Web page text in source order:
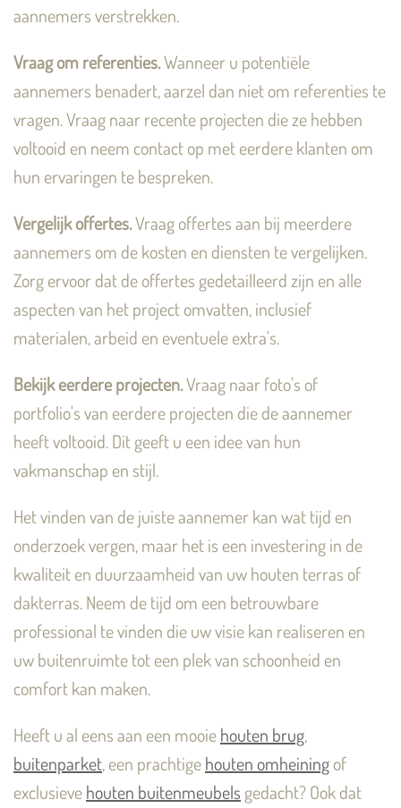
aannemers verstrekken.
Vraag om referenties.Wanneer u potentiële
aannemers benadert, aarzel dan niet om referenties te
vragen. Vraag naar recente projecten die ze hebben
voltooid en neem contact op met eerdere klanten om
hun ervaringen te bespreken.
Vergelijk offertes.Vraag offertes aan bij meerdere
aannemers om de kosten en diensten te vergelijken.
Zorg ervoor dat de offertes gedetailleerd zijn en alle
aspecten van het project omvatten, inclusief
materialen, arbeid en eventuele extra's.
Bekijk eerdere projecten.Vraag naar foto's of
portfolio's van eerdere projecten die de aannemer
heeft voltooid. Dit geeft u een idee van hun
vakmanschap en stijl.
Het vinden van de juiste aannemer kan wat tijd en
onderzoek vergen, maar het is een investering in de
kwaliteit en duurzaamheid van uw houten terras of
dakterras. Neem de tijd om een betrouwbare
professional te vinden die uw visie kan realiseren en
uw buitenruimte tot een plek van schoonheid en
comfort kan maken.
Heeft u al eens aan een mooiehouten brug,
buitenparket, een prachtigehouten omheiningof
exclusievehouten buitenmeubels gedacht? Ook dat